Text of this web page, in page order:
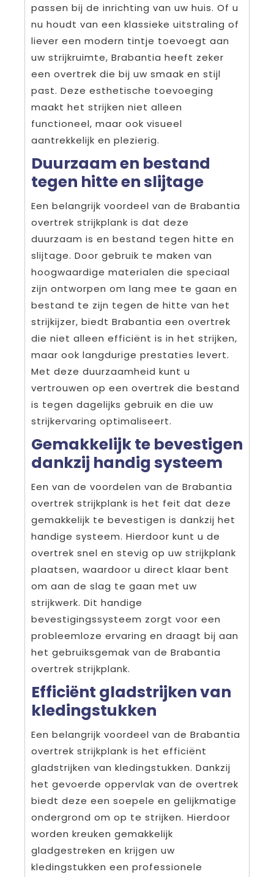
passen bij de inrichting van uw huis. Of u
nu houdt van een klassieke uitstraling of
liever een modern tintje toevoegt aan
uw strijkruimte, Brabantia heeft zeker
een overtrek die bij uw smaak en stijl
past. Deze esthetische toevoeging
maakt het strijken niet alleen
functioneel, maar ook visueel
aantrekkelijk en plezierig.
Duurzaam en bestand
tegen hitte en slijtage
Een belangrijk voordeel van de Brabantia
overtrek strijkplank is dat deze
duurzaam is en bestand tegen hitte en
slijtage. Door gebruik te maken van
hoogwaardige materialen die speciaal
zijn ontworpen om lang mee te gaan en
bestand te zijn tegen de hitte van het
strijkijzer, biedt Brabantia een overtrek
die niet alleen efficiënt is in het strijken,
maar ook langdurige prestaties levert.
Met deze duurzaamheid kunt u
vertrouwen op een overtrek die bestand
is tegen dagelijks gebruik en die uw
strijkervaring optimaliseert.
Gemakkelijk te bevestigen
dankzij handig systeem
Een van de voordelen van de Brabantia
overtrek strijkplank is het feit dat deze
gemakkelijk te bevestigen is dankzij het
handige systeem. Hierdoor kunt u de
overtrek snel en stevig op uw strijkplank
plaatsen, waardoor u direct klaar bent
om aan de slag te gaan met uw
strijkwerk. Dit handige
bevestigingssysteem zorgt voor een
probleemloze ervaring en draagt bij aan
het gebruiksgemak van de Brabantia
overtrek strijkplank.
Efficiënt gladstrijken van
kledingstukken
Een belangrijk voordeel van de Brabantia
overtrek strijkplank is het efficiënt
gladstrijken van kledingstukken. Dankzij
het gevoerde oppervlak van de overtrek
biedt deze een soepele en gelijkmatige
ondergrond om op te strijken. Hierdoor
worden kreuken gemakkelijk
gladgestreken en krijgen uw
kledingstukken een professionele